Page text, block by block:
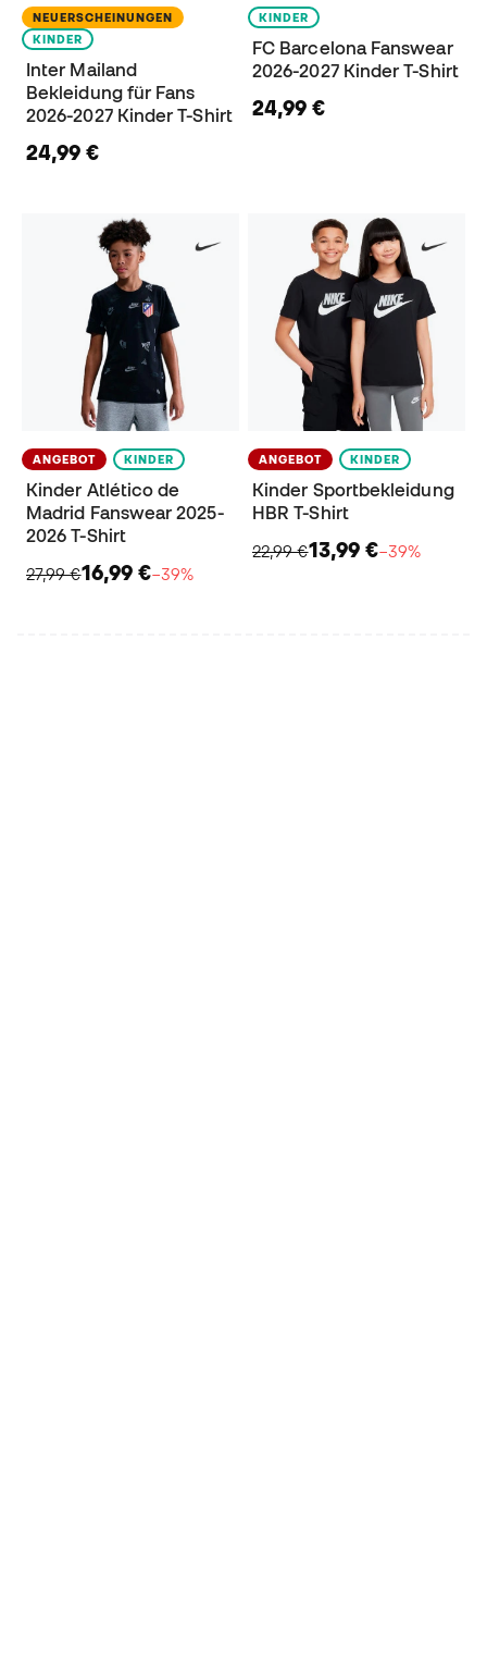
NEUERSCHEINUNGEN
KINDER
Inter Mailand
Bekleidung für Fans
2026-2027 Kinder T-Shirt
24,99 €
KINDER
FC Barcelona Fanswear
2026-2027 Kinder T-Shirt
24,99 €
ANGEBOT KINDER
Kinder Atlético de
Madrid Fanswear 2025-
2026 T-Shirt
27,99 €16,99 €−39%
ANGEBOT KINDER
Kinder Sportbekleidung
HBR T-Shirt
22,99 €13,99 €−39%